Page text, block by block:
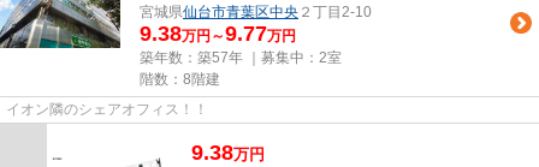
宮城県仙台市青葉区中央 ２丁目2-10
9.38万円～9.77万円
築年数：築57年 ｜募集中： 2室
階数：8階建
イオン隣のシェアオフィス！！
9.38万円